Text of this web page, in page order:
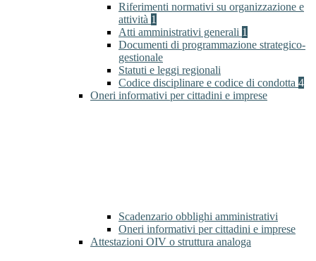
Riferimenti normativi su organizzazione e
attività 1
Atti amministrativi generali 1
Documenti di programmazione strategico-
gestionale
Statuti e leggi regionali
Codice disciplinare e codice di condotta 4
Oneri informativi per cittadini e imprese
Scadenzario obblighi amministrativi
Oneri informativi per cittadini e imprese
Attestazioni OIV o struttura analoga